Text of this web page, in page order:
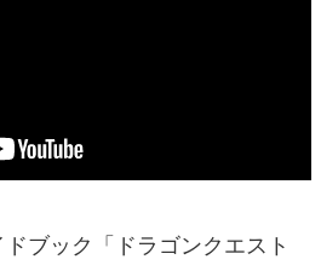
ブック「ドラゴンクエスト